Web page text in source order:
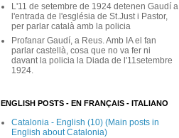
L'11 de setembre de 1924 detenen Gaudí a
l'entrada de l'església de St.Just i Pastor,
per parlar català amb la policia
Profanar Gaudí, a Reus. Amb IA el fan
parlar castellà, cosa que no va fer ni
davant la policia la Diada de l'11setembre
1924.
ENGLISH POSTS - EN FRANÇAIS - ITALIANO
Catalonia - English (10) (Main posts in
English about Catalonia)